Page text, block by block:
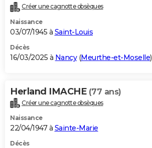
Créer une cagnotte obsèques
Naissance
03/07/1945 à Saint-Louis
Décès
16/03/2025 à Nancy(Meurthe-et-Moselle)
Herland IMACHE (77 ans)
Créer une cagnotte obsèques
Naissance
22/04/1947 à Sainte-Marie
Décès